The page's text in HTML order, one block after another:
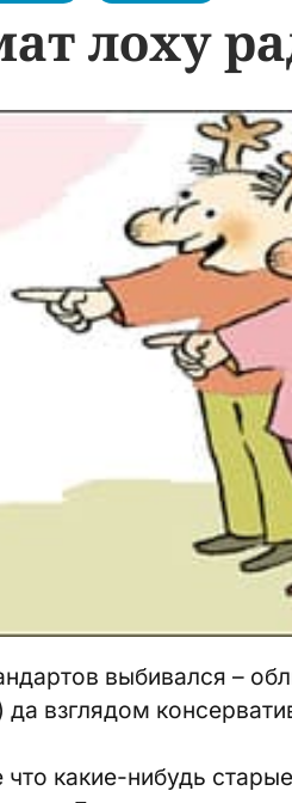
лоху
выбивался –
взглядом
какие-нибудь